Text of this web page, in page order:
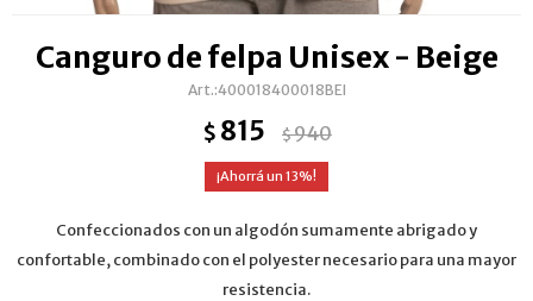
Canguro de felpa Unisex - Beige
400018400018BEI
$ 815 $940
13
Confeccionados con un algodón sumamente abrigado y
confortable, combinado con el polyester necesario para una mayor
resistencia.